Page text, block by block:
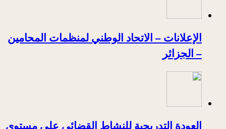
الإعلانات – الاتحاد الوطني لمنظمات المحامين
– الجزائر
العودة التدريجية للنشاط القضائي على مستوى